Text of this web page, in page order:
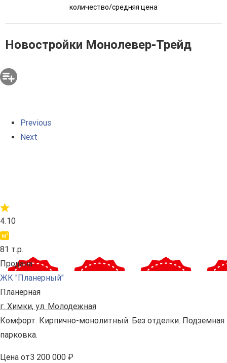
количество/средняя цена
Новостройки Монолевер-Трейд
Previous
Next
4.10
81 т.р.
Продана
ЖК "Планерный"
Планерная
г. Химки, ул. Молодежная
Комфорт. Кирпично-монолитный. Без отделки. Подземная
парковка.
Цена от3 200 000 ₽